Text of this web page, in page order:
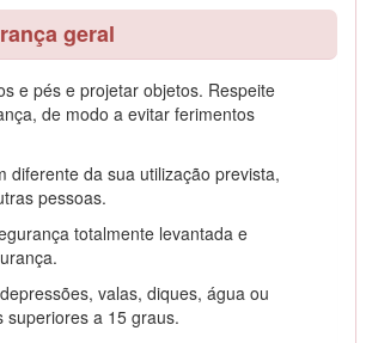
geral
e pés e projetar objetos. Respeite
de modo a evitar ferimentos
diferente da sua utilização prevista,
pessoas.
totalmente levantada e
valas, diques, água ou
superiores a 15 graus.
profissionais ou operadores
Não foi concebido para cortar arbustos
a sua manutenção de forma
do utilizador.
materiais de formação de operação e
o seu produto, utilize o código QR ou visite
produto.